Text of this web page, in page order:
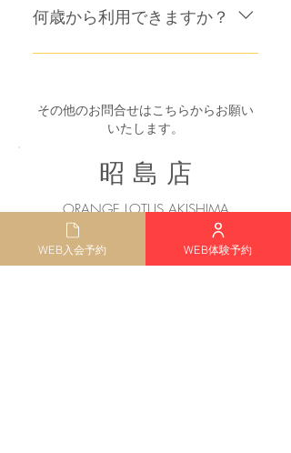
クレジットカードのみ ②スマート
始が休館日となります。
何歳から利用できますか？
18歳以上の方がご利用いただけま
その他のお問合せはこちらからお願い
いたします。
​昭 島 店
ORANGE LOTUS AKISHIMA
✆042-500-5253
WEB入会予約 WEB体験予約